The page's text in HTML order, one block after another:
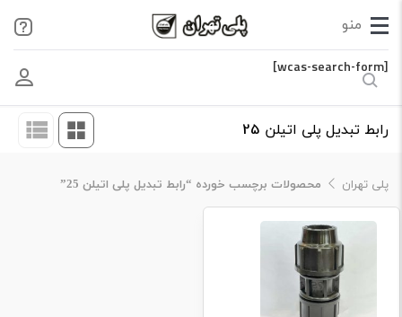
[wcas-search-form]
رابط تبدیل پلی اتیلن 25
پلی تهران محصولات برچسب خورده “رابط تبدیل پلی اتیلن 25”